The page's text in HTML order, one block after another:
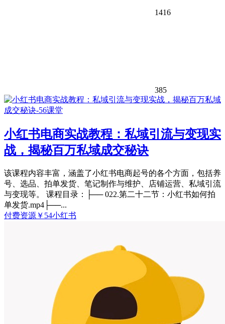
1416
385
小红书电商实战教程：私域引流与变现实
战，揭秘百万私域成交秘诀
该课程内容丰富，涵盖了小红书电商起号的各个方面，包括养
号、选品、拍单发货、笔记制作与维护、店铺运营、私域引流
与变现等。 课程目录：├── 022.第二十二节：小红书如何拍
单发货.mp4├──...
付费资源 ￥ 54小红书